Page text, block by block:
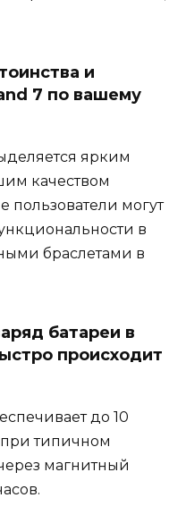
и
7 по вашему
ярким
качеством
пользователи могут
в
браслетами в
батареи в
происходит
до 10
типичном
магнитный